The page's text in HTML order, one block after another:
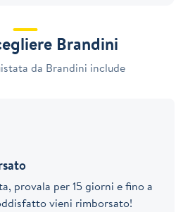
Brandini
da Brandini include
provala per 15 giorni e fino a
vieni rimborsato!